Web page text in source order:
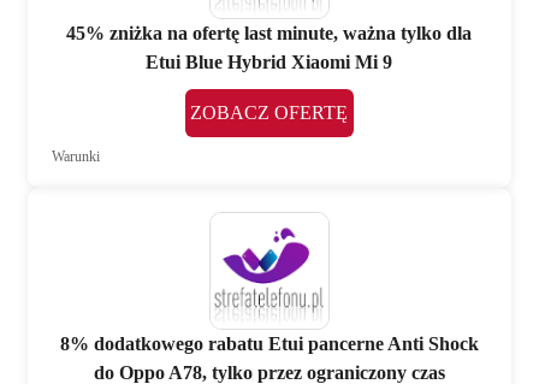
45% zniżka na ofertę last minute, ważna tylko dla
Etui Blue Hybrid Xiaomi Mi 9
ZOBACZ OFERTĘ
Warunki
8% dodatkowego rabatu Etui pancerne Anti Shock
do Oppo A78, tylko przez ograniczony czas